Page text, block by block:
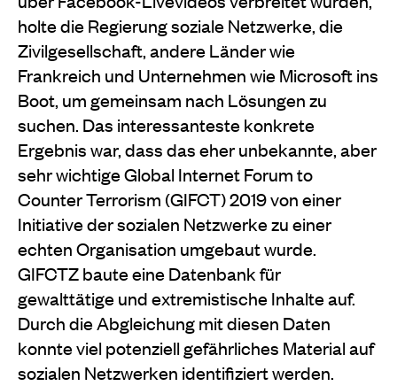
holte die Regierung soziale Netzwerke, die
Zivilgesellschaft, andere Länder wie
Frankreich und Unternehmen wie Microsoft ins
Boot, um gemeinsam nach Lösungen zu
suchen. Das interessanteste konkrete
Ergebnis war, dass das eher unbekannte, aber
sehr wichtige Global Internet Forum to
Counter Terrorism (GIFCT) 2019 von einer
Initiative der sozialen Netzwerke zu einer
echten Organisation umgebaut wurde.
GIFCTZ baute eine Datenbank für
gewalttätige und extremistische Inhalte auf.
Durch die Abgleichung mit diesen Daten
konnte viel potenziell gefährliches Material auf
sozialen Netzwerken identifiziert werden.